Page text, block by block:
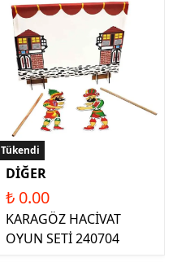
Tükendi
DİĞER
₺ 0.00
KARAGÖZ HACİVAT
OYUN SETİ 240704